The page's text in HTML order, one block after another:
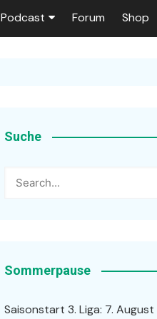
Podcast Forum Shop
Suche
Sommerpause
Saisonstart 3. Liga: 7.